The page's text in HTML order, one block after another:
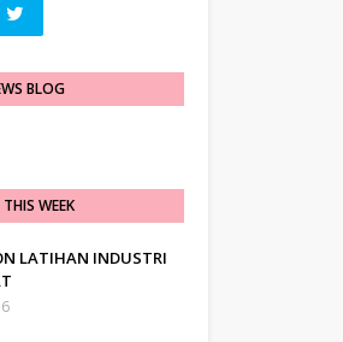
BLOG
WEEK
LATIHAN INDUSTRI